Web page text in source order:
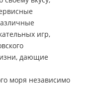
игр,
дающие
моря независимо